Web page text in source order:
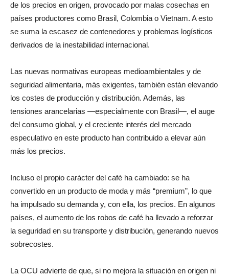
de los precios en origen, provocado por malas cosechas en
países productores como Brasil, Colombia o Vietnam. A esto
se suma la escasez de contenedores y problemas logísticos
derivados de la inestabilidad internacional.
Las nuevas normativas europeas medioambientales y de
seguridad alimentaria, más exigentes, también están elevando
los costes de producción y distribución. Además, las
tensiones arancelarias —especialmente con Brasil—, el auge
del consumo global, y el creciente interés del mercado
especulativo en este producto han contribuido a elevar aún
más los precios.
Incluso el propio carácter del café ha cambiado: se ha
convertido en un producto de moda y más “premium”, lo que
ha impulsado su demanda y, con ella, los precios. En algunos
países, el aumento de los robos de café ha llevado a reforzar
la seguridad en su transporte y distribución, generando nuevos
sobrecostes.
La OCU advierte de que, si no mejora la situación en origen ni